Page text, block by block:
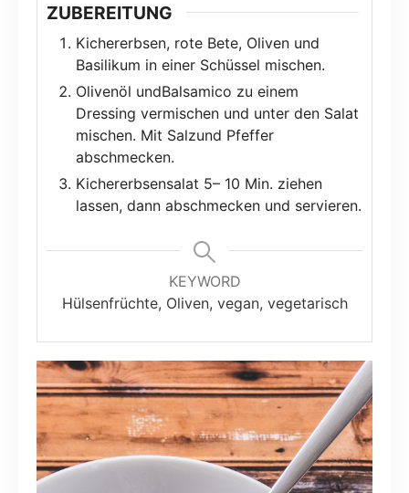
ZUBEREITUNG
Kichererbsen, rote Bete, Oliven und
Basilikum in einer Schüssel mischen.
Olivenöl undBalsamico zu einem
Dressing vermischen und unter den Salat
mischen. Mit Salzund Pfeffer
abschmecken.
Kichererbsensalat 5– 10 Min. ziehen
lassen, dann abschmecken und servieren.
KEYWORD
Hülsenfrüchte, Oliven, vegan, vegetarisch